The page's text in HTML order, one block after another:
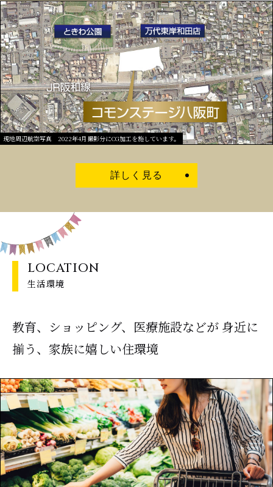
現地周辺航空写真 2022年4月撮影分にCG加工を施しています。
詳しく見る
LOCATION
生活環境
教育、ショッピング、医療施設などが 身近に
揃う、家族に嬉しい住環境